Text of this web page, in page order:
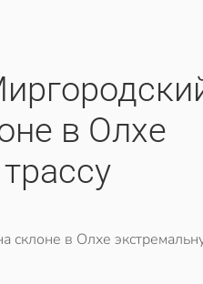
в Олхе
склоне в Олхе